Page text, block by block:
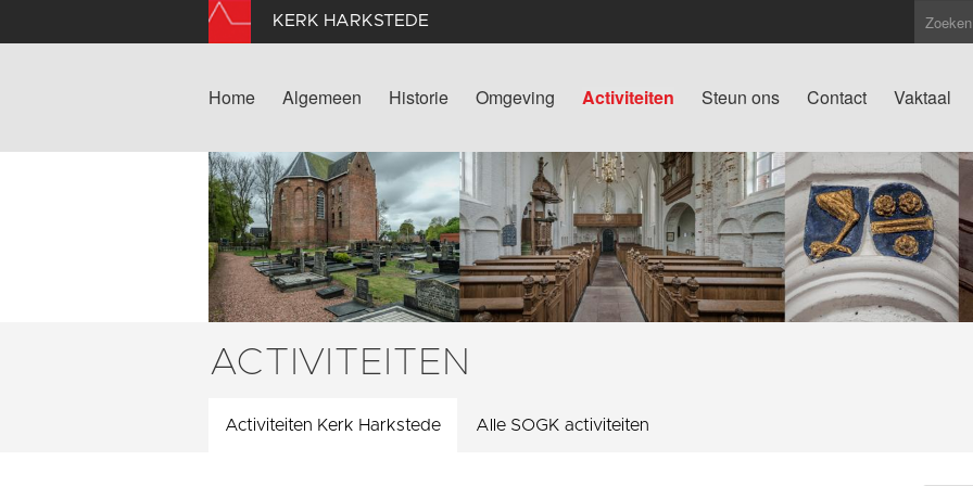
KERK HARKSTEDE
Home Algemeen Historie Omgeving Activiteiten Steun ons Contact Vaktaal
ACTIVITEITEN
Activiteiten Kerk Harkstede Alle SOGK activiteiten